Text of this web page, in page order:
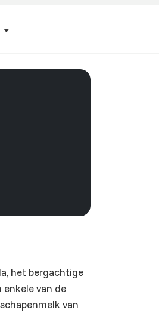
het bergachtige
van de
van